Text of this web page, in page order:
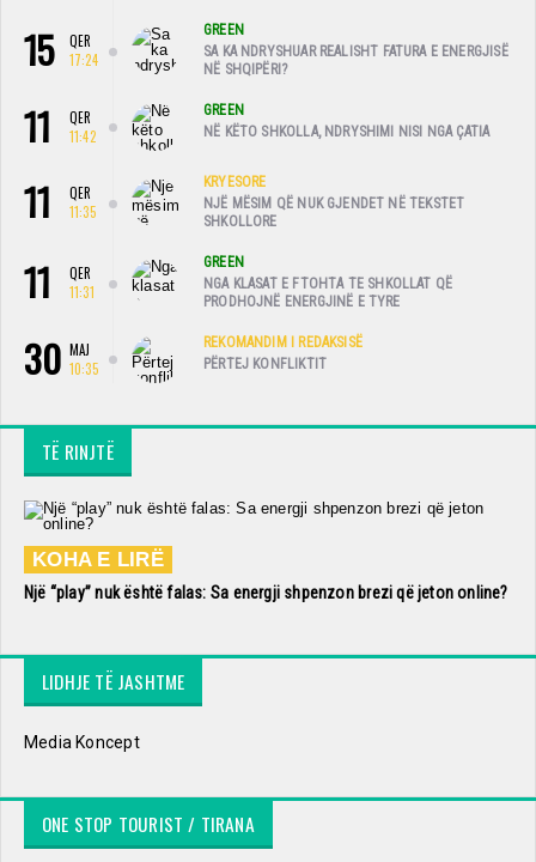
15
QER
17:24
GREEN
SA KA NDRYSHUAR REALISHT FATURA E ENERGJISË
NË SHQIPËRI?
11
QER
11:42
GREEN
NË KËTO SHKOLLA, NDRYSHIMI NISI NGA ÇATIA
11
QER
11:35
KRYESORE
NJË MËSIM QË NUK GJENDET NË TEKSTET
SHKOLLORE
11
QER
11:31
GREEN
NGA KLASAT E FTOHTA TE SHKOLLAT QË
PRODHOJNË ENERGJINË E TYRE
30 MAJ
10:35
REKOMANDIM I REDAKSISË
PËRTEJ KONFLIKTIT
TË RINJTË
KOHA E LIRË
Një “play” nuk është falas: Sa energji shpenzon brezi që jeton online?
LIDHJE TË JASHTME
Media Koncept
ONE STOP TOURIST / TIRANA